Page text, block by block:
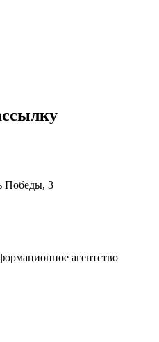
Победы, 3
агентство